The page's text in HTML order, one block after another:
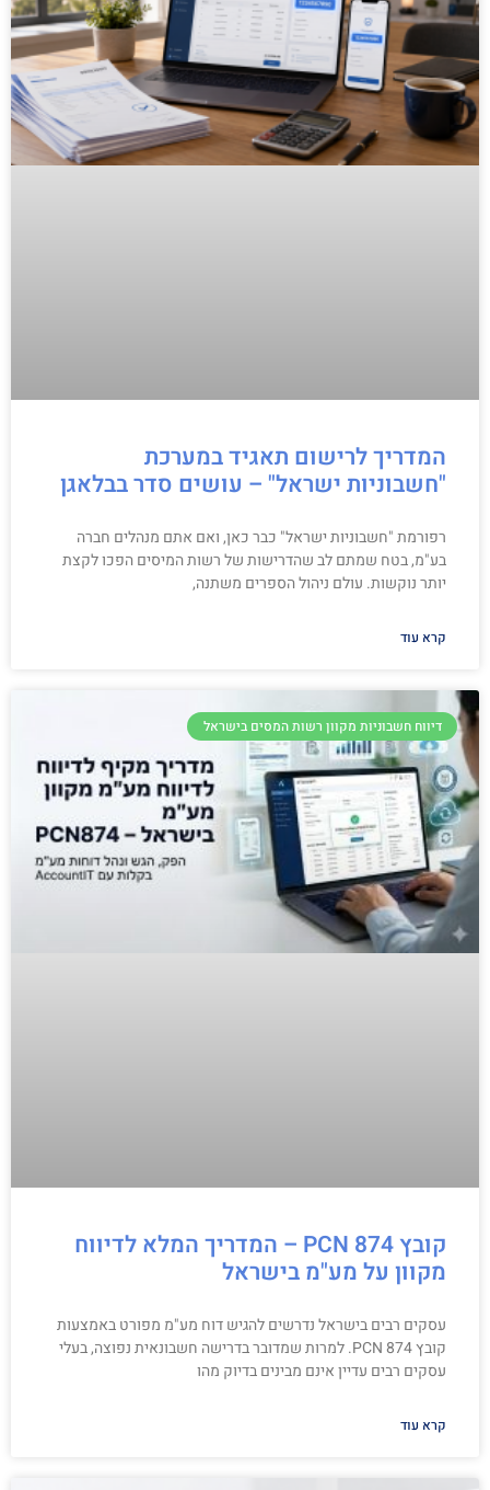
המדריך לרישום תאגיד במערכת
"חשבוניות ישראל" – עושים סדר בבלאגן
רפורמת "חשבוניות ישראל" כבר כאן, ואם אתם מנהלים חברה
בע"מ, בטח שמתם לב שהדרישות של רשות המיסים הפכו לקצת
יותר נוקשות. עולם ניהול הספרים משתנה,
קרא עוד
דיווח חשבוניות מקוון רשות המסים בישראל
קובץ PCN 874 – המדריך המלא לדיווח
מקוון על מע"מ בישראל
עסקים רבים בישראל נדרשים להגיש דוח מע"מ מפורט באמצעות
קובץ PCN 874. למרות שמדובר בדרישה חשבונאית נפוצה, בעלי
עסקים רבים עדיין אינם מבינים בדיוק מהו
קרא עוד